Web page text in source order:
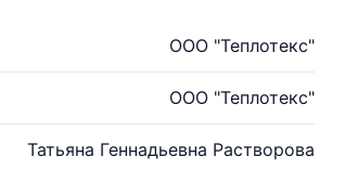
ООО "Теплотекс"
ООО "Теплотекс"
Татьяна Геннадьевна Растворова